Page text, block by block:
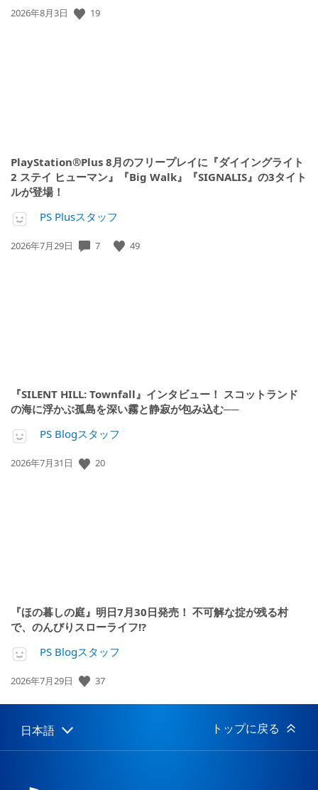
公
2026年8月3日 19
PlayStation®Plus 8月のフリープレイに『ダイイングライト
2 ステイ ヒューマン』『Big Walk』『SIGNALIS』の3タイト
ルが登場！
PS Plusスタッフ
公
2026年7月29日 7 49
『SILENT HILL: Townfall』インタビュー！ スコットランド
の海に浮かぶ孤島を深い霧と静寂が包み込む──
PS Blogスタッフ
公
2026年7月31日 20
『ほの暮しの庭』明日7月30日発売！ 不可解な掟が残る村
で、のんびりスローライフ!?
PS Blogスタッフ
公
日:
2026年7月29日 37
Select
a
Current
region:
日本語 トップに戻る